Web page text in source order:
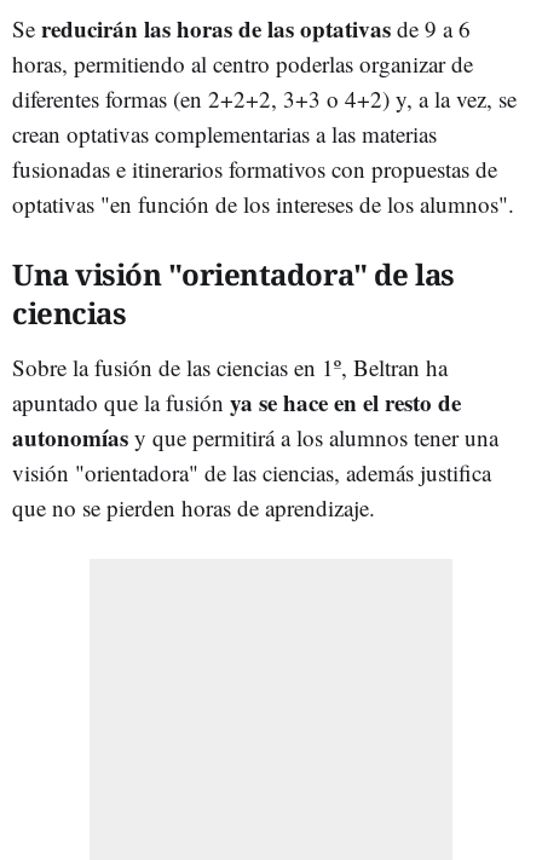
Se reducirán las horas de las optativas de 9 a 6
horas, permitiendo al centro poderlas organizar de
diferentes formas (en 2+2+2, 3+3 o 4+2) y, a la vez, se
crean optativas complementarias a las materias
fusionadas e itinerarios formativos con propuestas de
optativas "en función de los intereses de los alumnos".
Una visión "orientadora" de las
ciencias
Sobre la fusión de las ciencias en 1º, Beltran ha
apuntado que la fusión ya se hace en el resto de
autonomías y que permitirá a los alumnos tener una
visión "orientadora" de las ciencias, además justifica
que no se pierden horas de aprendizaje.